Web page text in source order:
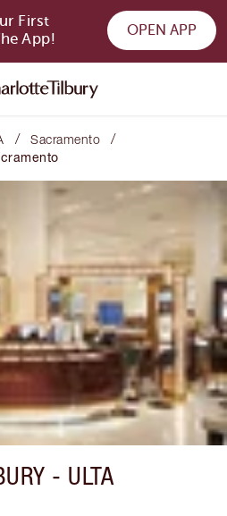
First
App!
OPEN APP
/ Sacramento /
- ULTA